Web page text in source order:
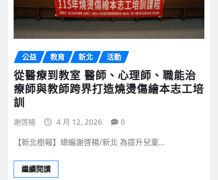
公益 教育 新北 活動
從醫療到教室 醫師、心理師、職能治
療師與教師跨界打造燒燙傷繪本志工培
訓
謝啓楊 4 月 12, 2026 0
【新北樹報】總編謝啓楊/新北 為提升兒童…
繼續閱讀